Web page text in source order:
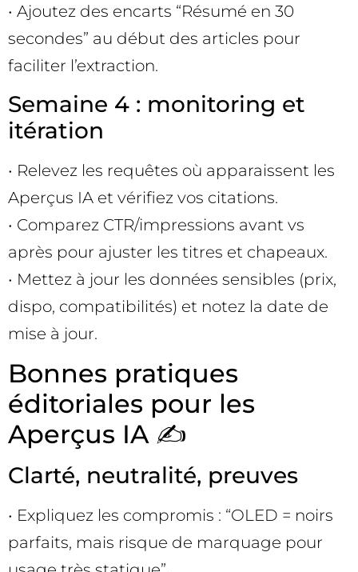
• Ajoutez des encarts “Résumé en 30
secondes” au début des articles pour
faciliter l’extraction.
Semaine 4 : monitoring et
itération
• Relevez les requêtes où apparaissent les
Aperçus IA et vérifiez vos citations.
• Comparez CTR/impressions avant vs
après pour ajuster les titres et chapeaux.
• Mettez à jour les données sensibles (prix,
dispo, compatibilités) et notez la date de
mise à jour.
Bonnes pratiques
éditoriales pour les
Aperçus IA ✍️
Clarté, neutralité, preuves
• Expliquez les compromis : “OLED = noirs
parfaits, mais risque de marquage pour